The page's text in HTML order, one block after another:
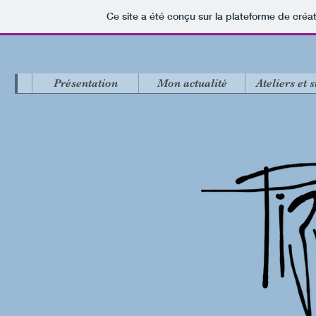
Ce site a été conçu sur la plateforme de
Présentation Mon actualité Ateliers et